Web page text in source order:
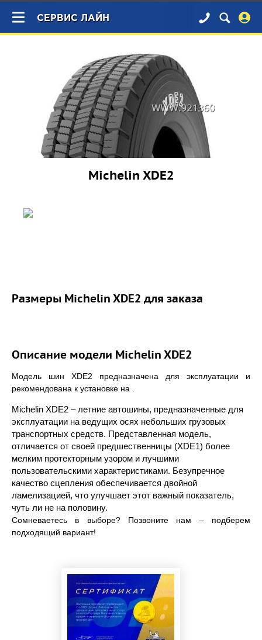
×
СЕРВИС ЛАЙН
Michelin XDE2
Размеры Michelin XDE2 для заказа
Описание модели Michelin XDE2
Модель шин XDE2 предназначена для эксплуатации и
рекомендована к установке на .
Michelin XDE2 – летние автошины, предназначенные для
эксплуатации на ведущих осях небольших грузовых
транспортных средств. Представленная модель,
отличается от своей предшественницы (XDE1) более
мелким протекторным узором и лучшими
пользовательскими характеристиками. Безупречное
качество сцепления обеспечивается двойной
ламелизацией, что улучшает этот важный показатель,
чуть ли не на половину.
Сомневаетесь в выборе? Позвоните нам – подберем
подходящий вариант!